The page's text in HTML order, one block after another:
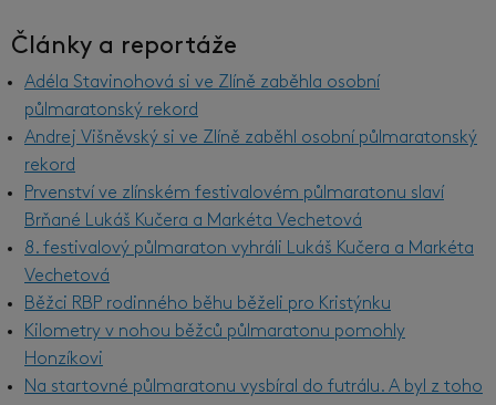
Články a reportáže
Adéla Stavinohová si ve Zlíně zaběhla osobní
půlmaratonský rekord
Andrej Višněvský si ve Zlíně zaběhl osobní půlmaratonský
rekord
Prvenství ve zlínském festivalovém půlmaratonu slaví
Brňané Lukáš Kučera a Markéta Vechetová
8. festivalový půlmaraton vyhráli Lukáš Kučera a Markéta
Vechetová
Běžci RBP rodinného běhu běželi pro Kristýnku
Kilometry v nohou běžců půlmaratonu pomohly
Honzíkovi
Na startovné půlmaratonu vysbíral do futrálu. A byl z toho